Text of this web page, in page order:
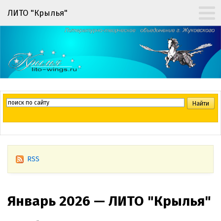
ЛИТО "Крылья"
RSS
Январь 2026 — ЛИТО "Крылья"